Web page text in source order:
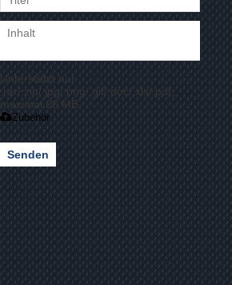
Unterstützt nur
.rar/.zip/.jpg/.png/.gif/.doc/.xls/.pdf,
maximal 20 MB
Zubehör
Senden